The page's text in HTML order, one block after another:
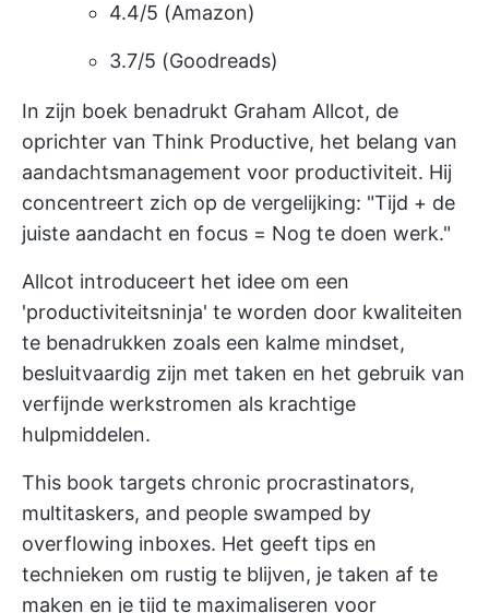
4.4/5 (Amazon)
3.7/5 (Goodreads)
In zijn boek benadrukt Graham Allcot, de
oprichter van Think Productive, het belang van
aandachtsmanagement voor productiviteit. Hij
concentreert zich op de vergelijking: "Tijd + de
juiste aandacht en focus = Nog te doen werk."
Allcot introduceert het idee om een
'productiviteitsninja' te worden door kwaliteiten
te benadrukken zoals een kalme mindset,
besluitvaardig zijn met taken en het gebruik van
verfijnde werkstromen als krachtige
hulpmiddelen.
This book targets chronic procrastinators,
multitaskers, and people swamped by
overflowing inboxes. Het geeft tips en
technieken om rustig te blijven, je taken af te
maken en je tijd te maximaliseren voor